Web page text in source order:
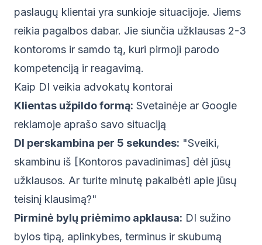
paslaugų klientai yra sunkioje situacijoje. Jiems
reikia pagalbos dabar. Jie siunčia užklausas 2-3
kontoroms ir samdo tą, kuri pirmoji parodo
kompetenciją ir reagavimą.
Kaip DI veikia advokatų kontorai
Klientas užpildo formą: Svetainėje ar Google
reklamoje aprašo savo situaciją
DI perskambina per 5 sekundes: "Sveiki,
skambinu iš [Kontoros pavadinimas] dėl jūsų
užklausos. Ar turite minutę pakalbėti apie jūsų
teisinį klausimą?"
Pirminė bylų priėmimo apklausa: DI sužino
bylos tipą, aplinkybes, terminus ir skubumą